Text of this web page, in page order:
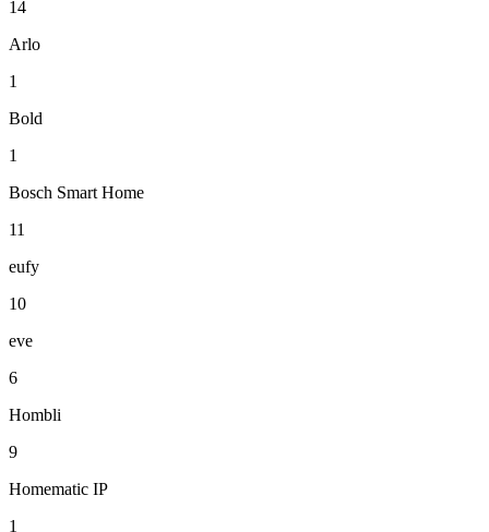
14
Arlo
1
Bold
1
Bosch Smart Home
11
eufy
10
eve
6
Hombli
9
Homematic IP
1